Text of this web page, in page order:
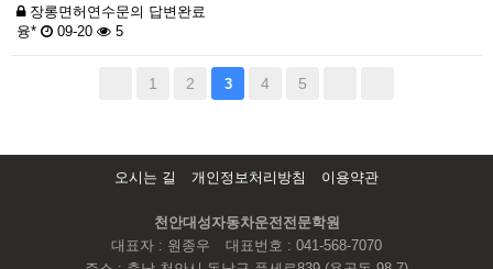
장롱면허연수문의 답변완료
융*
09-20 5
1 2 3 4 5
오시는 길 개인정보처리방침 이용약관
천안대성자동차운전전문학원
대표자 : 원종우
대표번호 : 041-568-7070